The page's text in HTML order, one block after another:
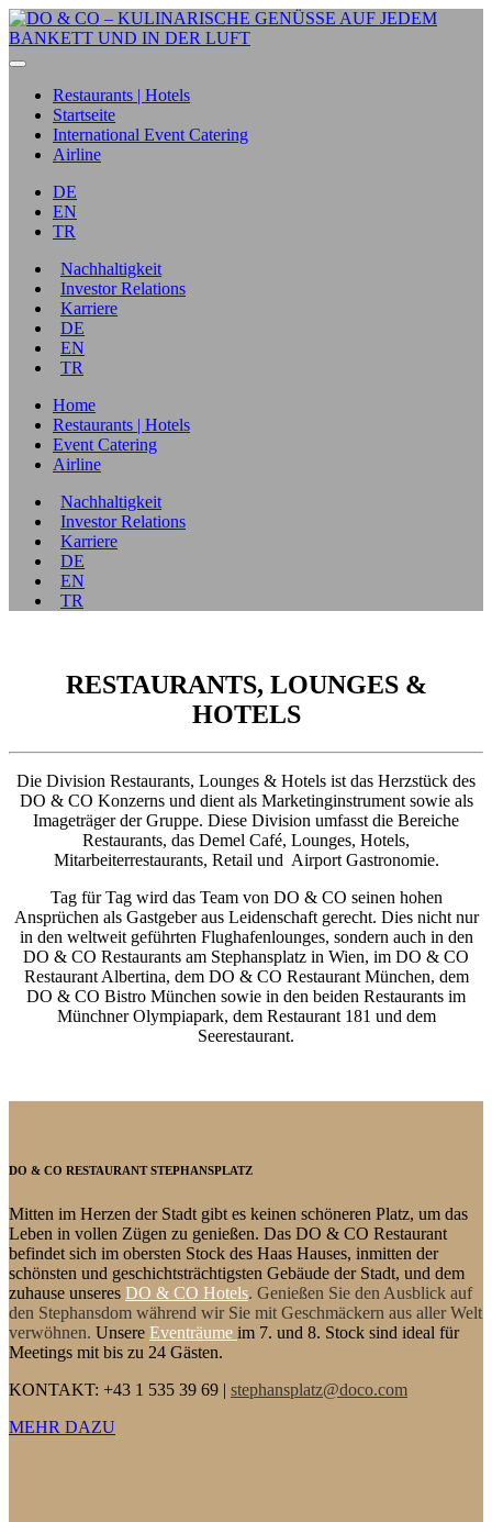
Restaurants | Hotels
Startseite
International Event Catering
Airline
DE
EN
TR
Nachhaltigkeit
Investor Relations
Karriere
DE
EN
TR
Home
Restaurants | Hotels
Event Catering
Airline
Nachhaltigkeit
Investor Relations
Karriere
DE
EN
TR
RESTAURANTS, LOUNGES &
HOTELS
Die Division Restaurants, Lounges & Hotels ist das Herzstück des
DO & CO Konzerns und dient als Marketinginstrument sowie als
Imageträger der Gruppe. Diese Division umfasst die Bereiche
Restaurants, das Demel Café, Lounges, Hotels,
Mitarbeiterrestaurants, Retail und Airport Gastronomie.
Tag für Tag wird das Team von DO & CO seinen hohen
Ansprüchen als Gastgeber aus Leidenschaft gerecht. Dies nicht nur
in den weltweit geführten Flughafenlounges, sondern auch in den
DO & CO Restaurants am Stephansplatz in Wien, im DO & CO
Restaurant Albertina, dem DO & CO Restaurant München, dem
DO & CO Bistro München sowie in den beiden Restaurants im
Münchner Olympiapark, dem Restaurant 181 und dem
Seerestaurant.
DO & CO RESTAURANT STEPHANSPLATZ
Mitten im Herzen der Stadt gibt es keinen schöneren Platz, um das
Leben in vollen Zügen zu genießen. Das DO & CO Restaurant
befindet sich im obersten Stock des Haas Hauses, inmitten der
schönsten und geschichtsträchtigsten Gebäude der Stadt, und dem
zuhause unseres DO & CO Hotels. Genießen Sie den Ausblick auf
den Stephansdom während wir Sie mit Geschmäckern aus aller Welt
verwöhnen. Unsere Eventräume im 7. und 8. Stock sind ideal für
Meetings mit bis zu 24 Gästen.
KONTAKT: +43 1 535 39 69 | stephansplatz@doco.com
MEHR DAZU